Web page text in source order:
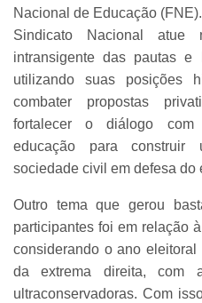
Nacional de Educação
Sindicato Nacional atue
intransigente das pautas e
utilizando suas posições
combater propostas
fortalecer o diálogo com
educação para construir
sociedade civil em defesa do
Outro tema que gerou
participantes foi em relação
considerando o ano
da extrema direita, com
ultraconservadoras. Com